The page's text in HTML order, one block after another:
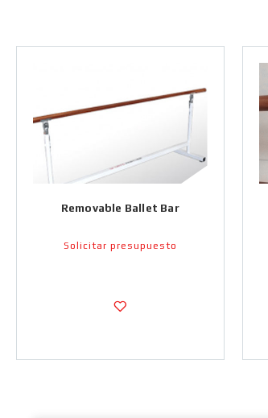
Removable Ballet Bar
Solicitar presupuesto